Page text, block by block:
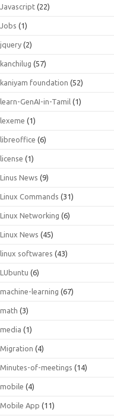
Javascript (22)
Jobs (1)
jquery (2)
kanchilug (57)
kaniyam foundation (52)
learn-GenAI-in-Tamil (1)
lexeme (1)
libreoffice (6)
license (1)
Linus News (9)
Linux Commands (31)
Linux Networking (6)
Linux News (45)
linux softwares (43)
LUbuntu (6)
machine-learning (67)
math (3)
media (1)
Migration (4)
Minutes-of-meetings (14)
mobile (4)
Mobile App (11)